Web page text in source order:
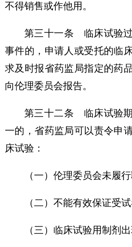
不得销售或作他用。
第三十一条 临床试验
事件的，申请人或受托的临
求及时报省药监局指定的药
向伦理委员会报告。
第三十二条 临床试验
一的，省药监局可以责令申
床试验：
（一）伦理委员会未履
（二）不能有效保证受
（三）临床试验用制剂